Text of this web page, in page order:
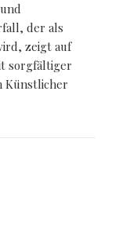
der als
zeigt auf
sorgfältiger
Künstlicher